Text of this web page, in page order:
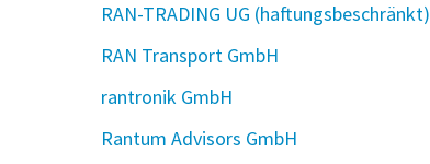
RAN-TRADING UG (haftungsbeschränkt)
RAN Transport GmbH
rantronik GmbH
Rantum Advisors GmbH